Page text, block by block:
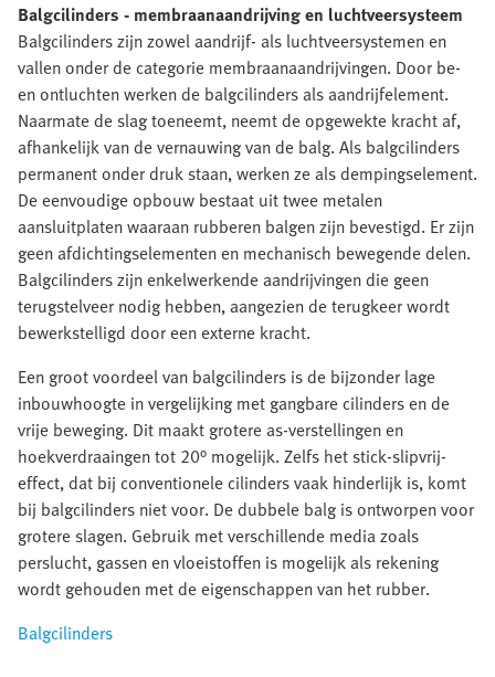
Balgcilinders - membraanaandrijving en luchtveersysteem
Balgcilinders zijn zowel aandrijf- als luchtveersystemen en
vallen onder de categorie membraanaandrijvingen. Door be-
en ontluchten werken de balgcilinders als aandrijfelement.
Naarmate de slag toeneemt, neemt de opgewekte kracht af,
afhankelijk van de vernauwing van de balg. Als balgcilinders
permanent onder druk staan, werken ze als dempingselement.
De eenvoudige opbouw bestaat uit twee metalen
aansluitplaten waaraan rubberen balgen zijn bevestigd. Er zijn
geen afdichtingselementen en mechanisch bewegende delen.
Balgcilinders zijn enkelwerkende aandrijvingen die geen
terugstelveer nodig hebben, aangezien de terugkeer wordt
bewerkstelligd door een externe kracht.
Een groot voordeel van balgcilinders is de bijzonder lage
inbouwhoogte in vergelijking met gangbare cilinders en de
vrije beweging. Dit maakt grotere as-verstellingen en
hoekverdraaingen tot 20° mogelijk. Zelfs het stick-slipvrij-
effect, dat bij conventionele cilinders vaak hinderlijk is, komt
bij balgcilinders niet voor. De dubbele balg is ontworpen voor
grotere slagen. Gebruik met verschillende media zoals
perslucht, gassen en vloeistoffen is mogelijk als rekening
wordt gehouden met de eigenschappen van het rubber.
Balgcilinders